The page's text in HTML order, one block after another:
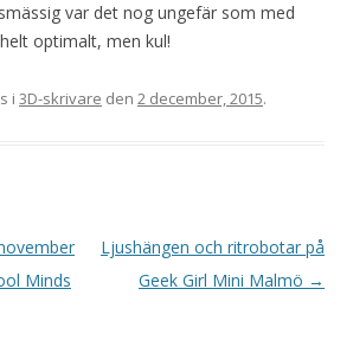
var det nog ungefär som med
optimalt, men kul!
i 3D-skrivare den 2 december, 2015.
Minds
Ljushängen och ritrobotar på
Geek Girl Mini Malmö →